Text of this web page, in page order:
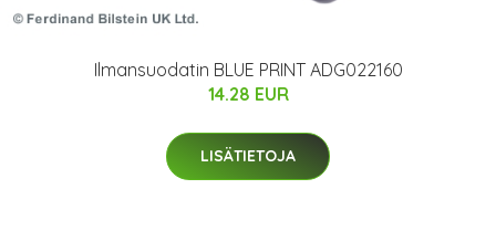
Ilmansuodatin BLUE PRINT ADG022160
14.28 EUR
LISÄTIETOJA